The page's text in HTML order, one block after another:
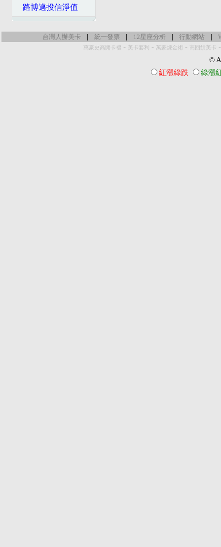
路博邁投信淨值
台灣人辦美卡 | 統一發票 | 12星座分析 | 行動網站 |
萬豪史高開卡禮 - 美卡套利 - 萬豪煉金術 - 高回饋美卡
©
紅漲綠跌
綠漲